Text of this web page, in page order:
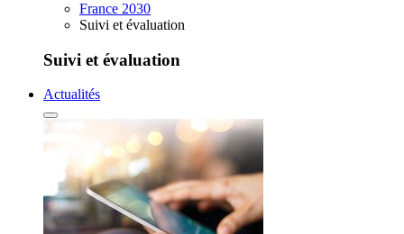
France 2030
Suivi et évaluation
Suivi et évaluation
Actualités